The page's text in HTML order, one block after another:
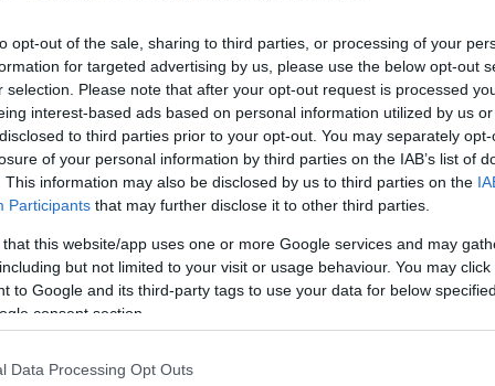
opt-out of the sale, sharing to third parties, or processing of your
for targeted advertising by us, please use the below opt-out
selection. Please note that after your opt-out request is processed
interest-based ads based on personal information utilized by us
to third parties prior to your opt-out. You may separately
of your personal information by third parties on the IAB’s list of
This information may also be disclosed by us to third parties on the
Participants that may further disclose it to other third parties.
that this website/app uses one or more Google services and may
but not limited to your visit or usage behaviour. You may
to Google and its third-party tags to use your data for below
consent section.
Data Processing Opt Outs
las leyes y reglamentos que protegen a los
ante las autoridades correspondientes y las
utilizan. Además, proporcionaremos estrategias
sus derechos como consumidor.
señales a tener en cuenta
a la atención de los consumidores menos
que pueden ayudarnos a identificarla. Primero,
o poco realistas. Si un anuncio promete resultados
de una publicidad agresiva. Además, si un
como frases como «oferta limitada» o «solo por